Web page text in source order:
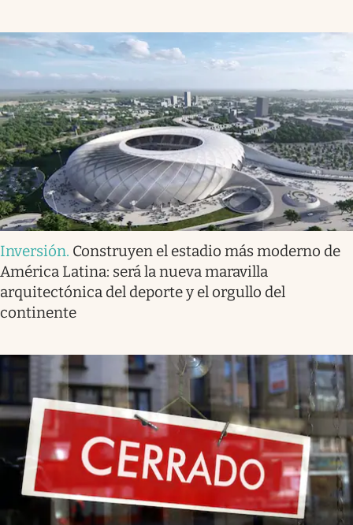
Inversión. Construyen el estadio más moderno de
América Latina: será la nueva maravilla
arquitectónica del deporte y el orgullo del
continente